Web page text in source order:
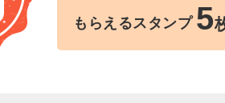
もらえるスタンプ 5